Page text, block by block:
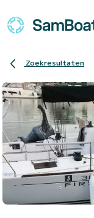
Zoekresultaten